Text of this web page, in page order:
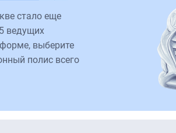
стало еще
ведущих
выберите
полис всего